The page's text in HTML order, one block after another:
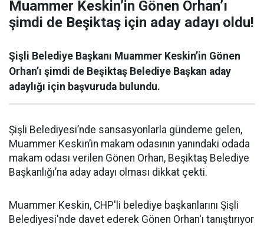
Muammer Keskin’in Gönen Orhan’ı
şimdi de Beşiktaş için aday adayı oldu!
Şişli Belediye Başkanı Muammer Keskin’in Gönen
Orhan’ı şimdi de Beşiktaş Belediye Başkan aday
adaylığı için başvuruda bulundu.
Şişli Belediyesi’nde sansasyonlarla gündeme gelen,
Muammer Keskin’in makam odasının yanındaki odada
makam odası verilen Gönen Orhan, Beşiktaş Belediye
Başkanlığı’na aday adayı olması dikkat çekti.
Muammer Keskin, CHP'li belediye başkanlarını Şişli
Belediyesi'nde davet ederek Gönen Orhan'ı tanıştırıyor